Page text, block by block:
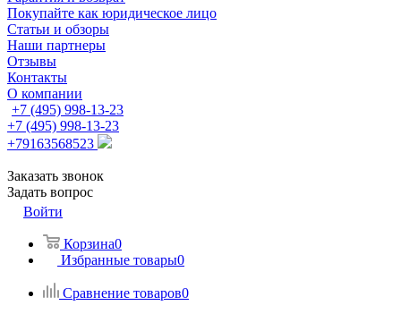
Покупайте как юридическое лицо
Статьи и обзоры
Наши партнеры
Отзывы
Контакты
О компании
+7 (495) 998-13-23
+7 (495) 998-13-23
+79163568523
Заказать звонок
Задать вопрос
Войти
Корзина0
Избранные товары0
Сравнение товаров0